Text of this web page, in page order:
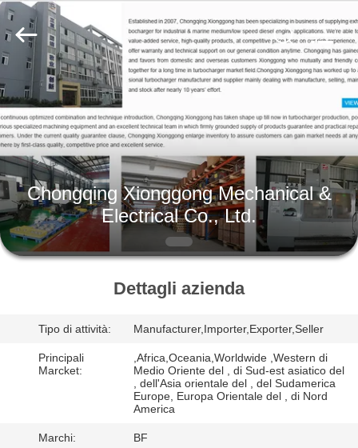
CASA
PRODOTTI
CIRCA
NOI
GIRO
CONTROLLO
Xionggong
Mechanical
Electrical
Co.,
Ltd..
All
Reserved.
Chongqing Xionggong Mechanical &
Electrical Co., Ltd.
Dettagli azienda
Tipo di attività: Manufacturer,Importer,Exporter,Seller
Principali
Marcket:
,Africa,Oceania,Worldwide ,Western di
Medio Oriente del , di Sud-est asiatico del
, dell'Asia orientale del , del Sudamerica
Europe, Europa Orientale del , di Nord
America
Marchi: BF